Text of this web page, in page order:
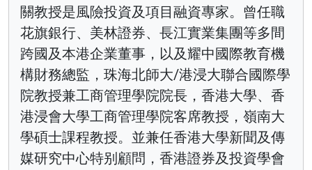
關教授是風險投資及項目融資專家。曾任職
花旗銀行、美林證券、長江實業集團等多間
跨國及本港企業董事，以及耀中國際教育機
構財務總監，珠海北師大/港浸大聯合國際學
院教授兼工商管理學院院長，香港大學、香
港浸會大學工商管理學院客席教授，嶺南大
學碩士課程教授。並兼任香港大學新聞及傳
媒研究中心特别顧問，香港證券及投資學會